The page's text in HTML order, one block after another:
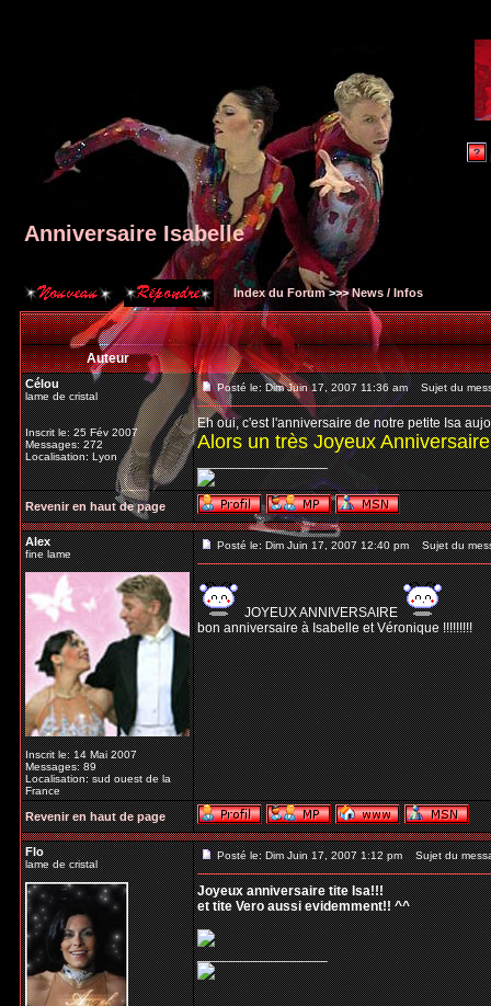
Anniversaire Isabelle
Index du Forum>>>News / Infos
Auteur
Célou
lame de cristal
Inscrit le: 25 Fév 2007
Messages: 272
Localisation: Lyon
Posté le: Dim Juin 17, 2007 11:36 am Sujet du
Eh oui, c'est l'anniversaire de notre petite Isa
Alors un très Joyeux
_________________
Revenir en haut de page
Alex
fine lame
Inscrit le: 14 Mai 2007
Messages: 89
Localisation: sud ouest de la
France
Posté le: Dim Juin 17, 2007 12:40 pm Sujet du
JOYEUX ANNIVERSAIRE
bon anniversaire à Isabelle et Véronique !!!!!!!!!
Revenir en haut de page
Flo
lame de cristal
Posté le: Dim Juin 17, 2007 1:12 pm Sujet du
Joyeux anniversaire tite Isa!!!
et tite Vero aussi evidemment!! ^^
_________________